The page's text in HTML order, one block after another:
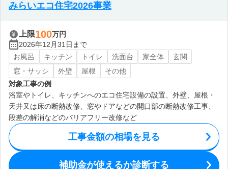
みらいエコ住宅2026事業
上限100万円
2026年12月31日まで
お風呂
キッチン トイレ 洗面台 家全体
玄関
窓・サッシ
外壁 屋根
その他
対象工事の例
浴室やトイレ、キッチンへのエコ住宅設備の設置、外壁、屋根・
天井又は床の断熱改修、窓やドアなどの開口部の断熱改修工事、
段差の解消などのバリアフリー改修など
工事金額の相場を見る
補助金が使えるか診断する